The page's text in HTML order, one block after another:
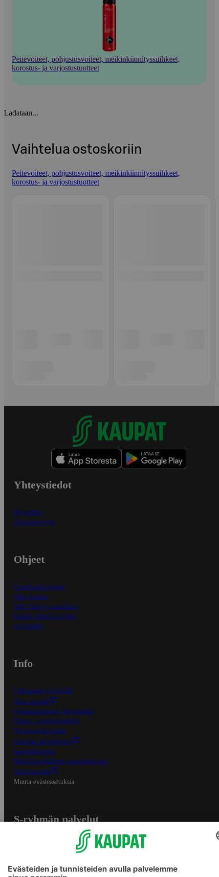
Peitevoiteet, pohjustusvoiteet, meikinkiinnityssuihkeet,
korostus- ja varjostustuotteet
Ladataan...
Vaihtelua ostoskoriin
Peitevoiteet, pohjustusvoiteet, meikinkiinnityssuihkeet,
korostus- ja varjostustuotteet
Yhteystiedot
Myymälät
Asiakaspalvelu
Ohjeet
Ensitilaajan ohjeet
Näin maksat
Näin tilaat ja muokkaat
Kaikki ohjeet ja vinkit
In English
Info
S-Business yrityksille
Oiva-raportit
Osuuskauppojen yhteystiedot
Tilaus- ja toimitusehdot
Tietosuojakäytäntö
Palvelun käyttöehdot
Saavutettavuus
Mobiilisovelluksen saavutettavuus
Mainostajalle
Muuta evästeasetuksia
S-ryhmän palvelut
Yhteishyvä Ruoka -sovellus